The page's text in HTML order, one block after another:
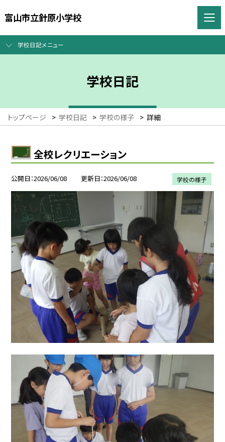
富山市立針原小学校
学校日記メニュー
学校日記
トップページ > 学校日記 > 学校の様子 > 詳細
全校レクリエーション
公開日 2026/06/08 更新日 2026/06/08 学校の様子